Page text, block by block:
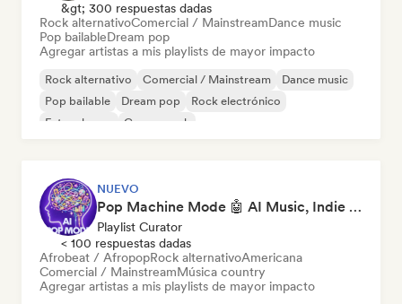
&gt; 300 respuestas dadas
Rock alternativoComercial / MainstreamDance music
Pop bailableDream pop
Agregar artistas a mis playlists de mayor impacto
Rock alternativo Comercial / Mainstream
Dance music
Pop bailable
Dream pop
Rock electrónico
Future house
Garage rock
NUEVO
Pop Machine Mode 🤖 AI Music, Indie Pop & Dream Pop
Playlist Curator
< 100 respuestas dadas
Afrobeat / AfropopRock alternativoAmericana
Comercial / MainstreamMúsica country
Agregar artistas a mis playlists de mayor impacto